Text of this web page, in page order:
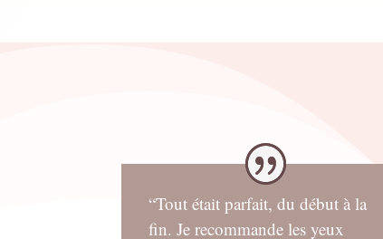
“Tout était parfait, du début à la
fin. Je recommande les yeux